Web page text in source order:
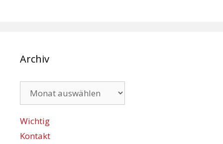
Archiv
Wichtig
Kontakt